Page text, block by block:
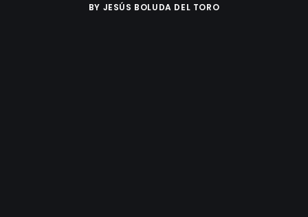
BY JESÚS BOLUDA DEL TORO